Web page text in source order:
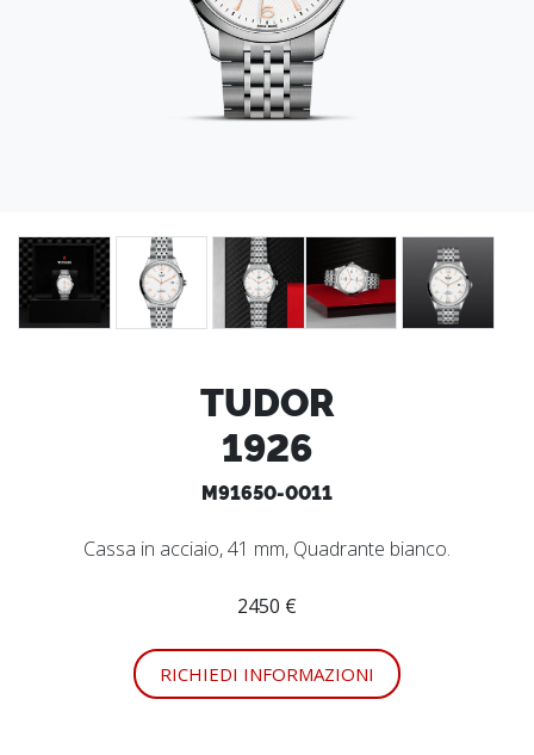
TUDOR
1926
M91650-0011
Cassa in acciaio, 41 mm, Quadrante bianco.
2450 €
RICHIEDI INFORMAZIONI